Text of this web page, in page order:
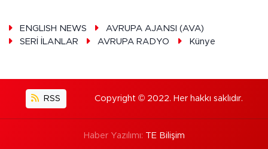
ENGLISH NEWS
AVRUPA AJANSI (AVA)
SERİ İLANLAR
AVRUPA RADYO Künye
RSS Copyright © 2022. Her hakkı saklıdır.
Haber Yazılımı: TE Bilişim